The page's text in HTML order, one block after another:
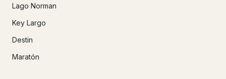
Lago Norman
Key Largo
Destin
Maratón